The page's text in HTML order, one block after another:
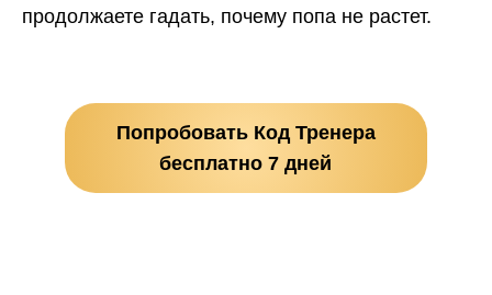
продолжаете гадать, почему попа не растет.